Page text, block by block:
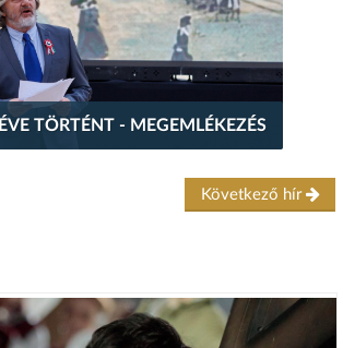
TÖRTÉNT - MEGEMLÉKEZÉS
Következő hír